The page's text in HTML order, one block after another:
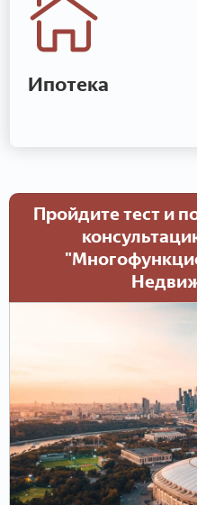
Ипотека
Пройдите тест и